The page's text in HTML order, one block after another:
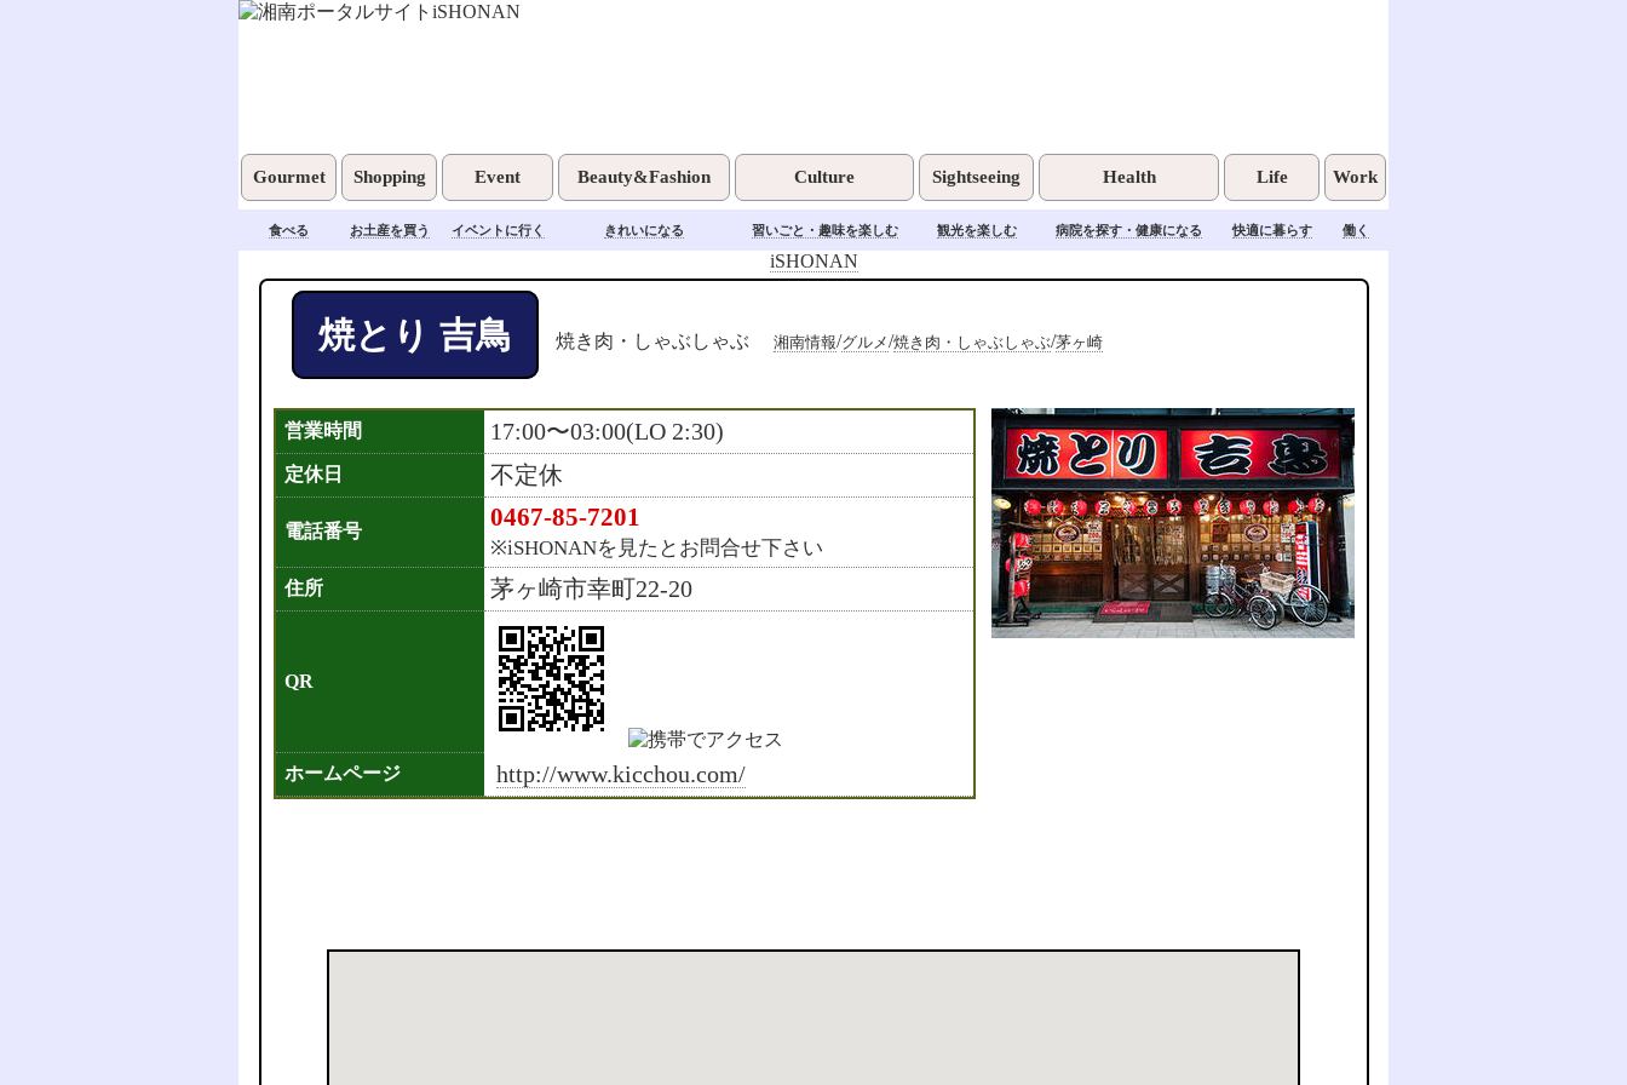
Gourmet Shopping Event Beauty&Fashion Culture Sightseeing Health Life Work
食べる お土産を買う イベントに行く きれいになる 習いごと・趣味を楽しむ 観光を楽しむ 病院を探す・健康になる 快適に暮らす 働く
iSHONAN
焼とり 吉鳥 焼き肉・しゃぶしゃぶ 湘南情報/グルメ/焼き肉・しゃぶしゃぶ/茅ヶ崎
営業時間 17:00〜03:00(LO 2:30)
定休日 不定休
電話番号 0467-85-7201
※iSHONANを見たとお問合せ下さい
住所 茅ヶ崎市幸町22-20
QR
ホームページ http://www.kicchou.com/